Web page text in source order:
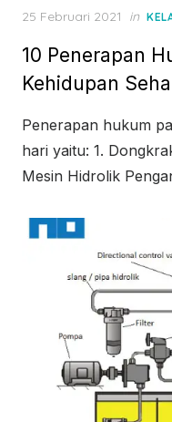
Posted
25 Februari 2021 in
10 Penerapan
Kehidupan
Penerapan hukum
hari yaitu: 1.
Mesin Hidrolik